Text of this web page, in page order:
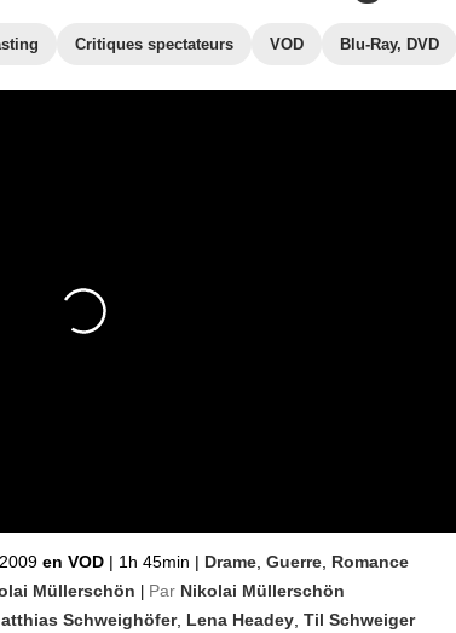
Critiques spectateurs VOD Blu-Ray, DVD
en VOD | 1h 45min | Drame Guerre Romance
Müllerschön | Par Nikolai Müllerschön
Schweighöfer, Lena Headey Til Schweiger